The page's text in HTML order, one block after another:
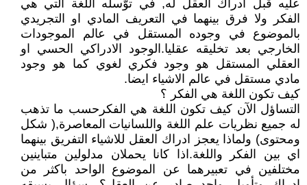
عليه قبل ادراك العقل له, في توّسله اللغة التي هي
الفكر ولا فرق بينهما في التعريف المادي او التجريدي
بالموضوع في وجوده المستقل في عالم الموجودات
الخارجي بعد تخليقه عقليا.الوجود الادراكي الحسي او
العقلي المستقل هو وجود فكري لغوي كما هو وجود
مادي مستقل في عالم الاشياء ايضا.
كيف تكون اللغة هي الفكر ؟
التساؤل الآن كيف تكون اللغة هي الفكرحسب ما تذهب
له جميع نظريات علم اللغة واللسانيات المعاصرة,( شكل
ومحتوى) ولماذا يعجز ادراك العقل للاشياء التفريق بينهما
اي بين الفكر واللغة.اذا كانا يحملان مدلولين متباينين
مختلفين في تعبيرهما عن الموضوع الواحد باكثر من